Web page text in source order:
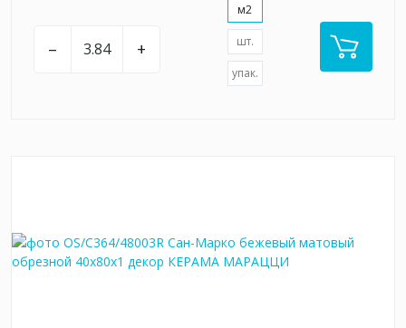
– +
м2
шт.
упак.